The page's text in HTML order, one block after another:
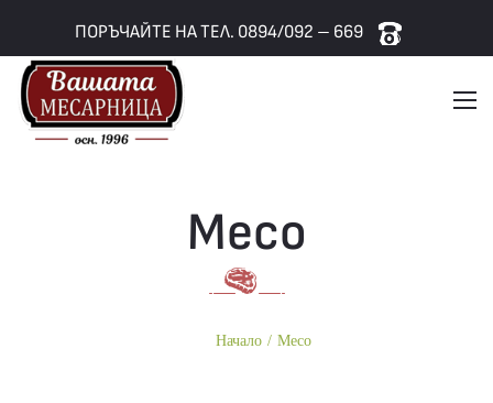
ПОРЪЧАЙТЕ НА ТЕЛ. 0894/092 – 669
Месо
Начало / Месо